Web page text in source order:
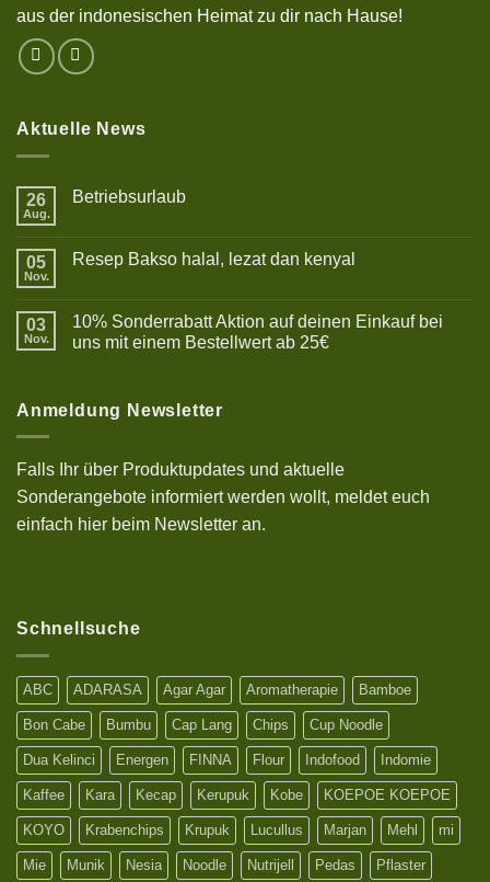
aus der indonesischen Heimat zu dir nach Hause!
Aktuelle News
26
Aug.
Betriebsurlaub
Betriebsurlaub
05
Nov.
Resep Bakso halal, lezat dan kenyal
Resep
Bakso
halal,
03
Nov.
10% Sonderrabatt Aktion auf deinen Einkauf bei
uns mit einem Bestellwert ab 25€
10%
Sonderrabatt
deinen
Einkauf
bei
uns
mit
einem
Anmeldung Newsletter
Falls Ihr über Produktupdates und aktuelle
Sonderangebote informiert werden wollt, meldet euch
einfach hier beim Newsletter an.
Schnellsuche
ABC ADARASA Agar Agar Aromatherapie Bamboe
Bon Cabe Bumbu Cap Lang Chips Cup Noodle
Dua Kelinci Energen FINNA Flour Indofood Indomie
Kaffee Kara Kecap Kerupuk Kobe KOEPOE KOEPOE
KOYO Krabenchips Krupuk Lucullus Marjan Mehl mi
Mie Munik Nesia Noodle Nutrijell Pedas Pflaster